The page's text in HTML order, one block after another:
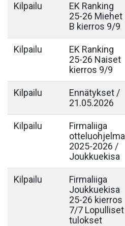
Kilpailu
EK Ranking
25-26 Miehet
B kierros 9/9
Kilpailu
EK Ranking
25-26 Naiset
kierros 9/9
Kilpailu
Ennätykset /
21.05.2026
Kilpailu
Firmaliiga
otteluohjelma
2025-2026 /
Joukkuekisa
Kilpailu
Firmaliiga
Joukkuekisa
25-26 kierros
7/7 Lopulliset
tulokset